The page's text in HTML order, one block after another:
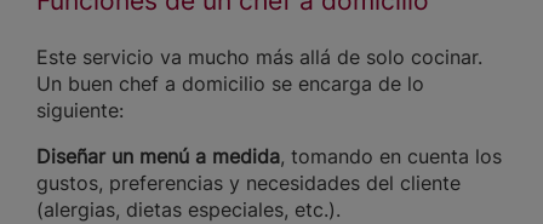
Este servicio va mucho más allá de solo cocinar.
Un buen chef a domicilio se encarga de lo
siguiente:
Diseñar un menú a medida, tomando en cuenta los
gustos, preferencias y necesidades del cliente
(alergias, dietas especiales, etc.).